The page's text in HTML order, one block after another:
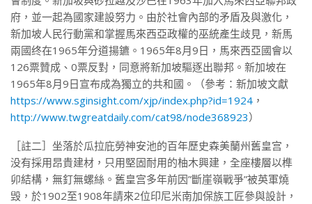
府，並一起為國家建設努力。由於社會內部的矛盾及與激化，
新加坡人民行動黨和掌握馬來西亞政權的巫統產生歧見，新馬
兩國终在1965年分道揚鑣。1965年8月9日，馬來西亞國會以
126票贊成、0票反對，同意將新加坡驅逐出聯邦。新加坡在
1965年8月9日宣布成為獨立的共和國。（參考：新加坡文獻
https://www.sginsight.com/xjp/index.php?id=1924 ，
http://www.twgreatdaily.com/cat98/node368923）
［註二］坐落於瓜拉庇勞神安池的百年歷史森美蘭州舊皇宫，
没有採用昂貴建材，只用堅固耐用的柚木興建，全座樓層以榫
卯結構，無釘無螺絲。舊皇宫多年前因”斷崖嶺戰爭”被英軍燒
毁，於1902至1908年請來2位印尼米南加保族工匠參與設計，